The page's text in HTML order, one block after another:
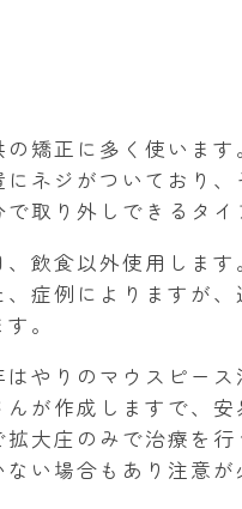
の矯正に多く使います
にネジがついており
で取り外しできるタイ
、飲食以外使用します
、症例によりますが
。
はやりのマウスピー
んが作成しますで、
拡大庄のみで治療を
ない場合もあり注意が